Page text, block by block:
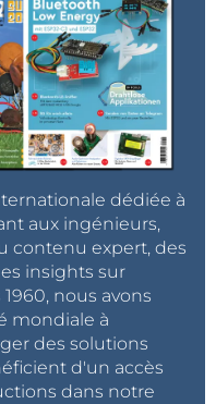
dédiée à
aux ingénieurs,
contenu expert, des
insights sur
nous avons
mondiale à
des solutions
d'un accès
dans notre